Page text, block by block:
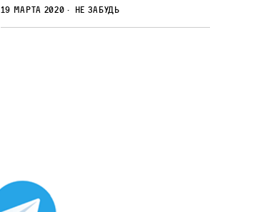
19 марта 2020 Не забудь